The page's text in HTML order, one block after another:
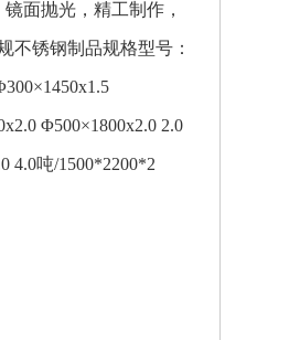
面抛光，精工制作，
不锈钢制品规格型号：
Φ500×1800x2.0 2.0
4.0吨/1500*2200*2